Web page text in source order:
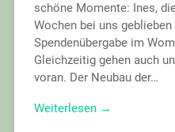
schöne Momente: Ines,
Wochen bei uns
Spendenübergabe im
Gleichzeitig gehen auch
voran. Der Neubau der…
Weiterlesen →